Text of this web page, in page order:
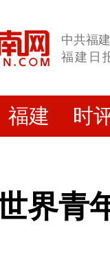
中共福
福建日
福建 时
界青